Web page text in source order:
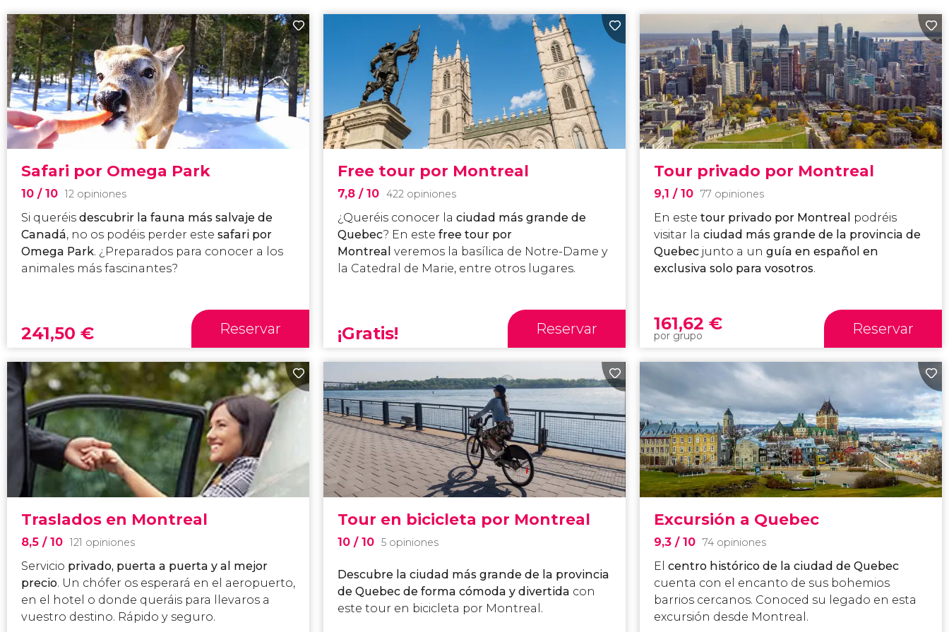
Safari por Omega Park
10/ 10 12 opiniones
Si queréisdescubrir la fauna más salvaje de
Canadá, no os podéis perder estesafari por
Omega Park. ¿Preparados para conocer a los
animales más fascinantes?
241,50€ Reservar
Free tour por Montreal
7,8 / 10 422 opiniones
¿Queréis conocer la ciudad más grande de
Quebec? En este free tour por
Montreal veremos la basílica de Notre-Dame y
la Catedral de Marie, entre otros lugares.
¡Gratis! Reservar
Tour privado por Montreal
9,1 / 10 77 opiniones
En este tour privado por Montreal
podréis
visitar la ciudad más grande de la provincia de
Quebecjunto a un guía en español en
exclusiva solo para vosotros.
161,62 €
por grupo Reservar
Traslados en Montreal
8,5/ 10 121 opiniones
Servicio privado, puerta a puerta y al mejor
precio. Un chófer os esperará en el aeropuerto,
en el hotel o donde queráis para llevaros a
vuestro destino. Rápido y seguro.
Tour en bicicleta por Montreal
10 / 10 5 opiniones
Descubre la ciudad más grande de la provincia
de Quebec de forma cómoda y divertida con
este tour en bicicleta por Montreal.
Excursión a Quebec
9,3 / 10 74 opiniones
El centro histórico de la ciudad de Quebec
cuenta con el encanto de sus bohemios
barrios cercanos. Conoced su legado en esta
excursión desde Montreal.